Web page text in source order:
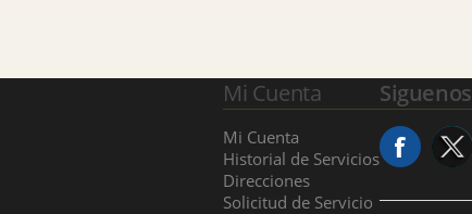
Mi Cuenta
Mi Cuenta
Historial de Servicios
Direcciones
Solicitud de Servicio
Siguenos